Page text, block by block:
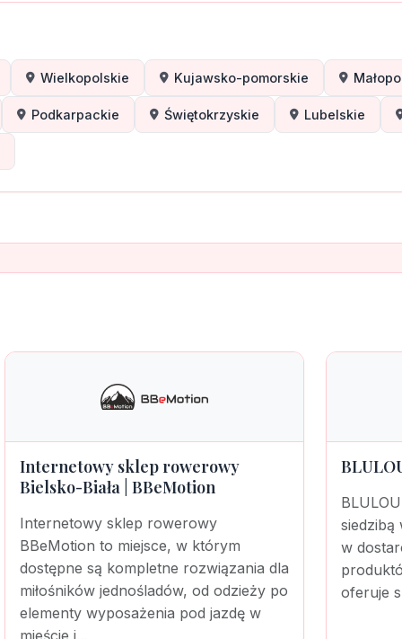
Wielkopolskie Kujawsko-pomorskie
Podkarpackie Świętokrzyskie Lubelskie
Internetowy sklep rowerowy
Bielsko-Biała | BBeMotion
Internetowy sklep rowerowy
BBeMotion to miejsce, w którym
dostępne są kompletne rozwiązania dla
miłośników jednośladów, od odzieży po
elementy wyposażenia pod jazdę w
mieście i...
siedzibą
w
oferuje